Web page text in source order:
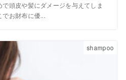
頭皮や髪にダメージを与えてしま
でお財布に優...
shampoo